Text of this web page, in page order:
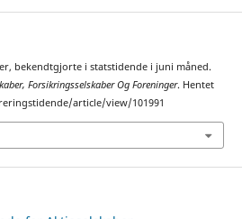
bekendtgjorte i statstidende i juni måned.
Forsikringsselskaber Og Foreninger. Hentet
article/view/101991